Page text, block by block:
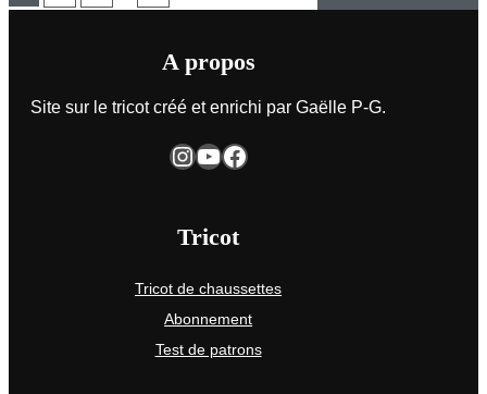
A propos
Site sur le tricot créé et enrichi par Gaëlle P-G.
InstagramYouTube Facebook
Tricot
Tricot de chaussettes
Abonnement
Test de patrons